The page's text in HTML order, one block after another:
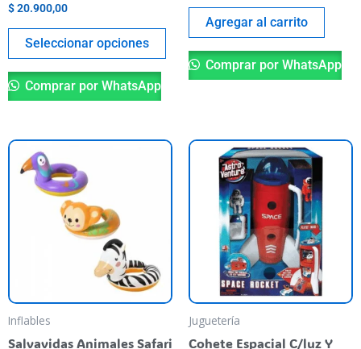
$20.900,00
Seleccionar opciones
producto
Comprar por WhatsApp
Agregar al carrito
Comprar por WhatsApp
Inflables
Salvavidas Animales Safari
Este
producto
variantes.
opciones
se
pueden
elegir
Juguetería
Cohete Espacial C/luz Y